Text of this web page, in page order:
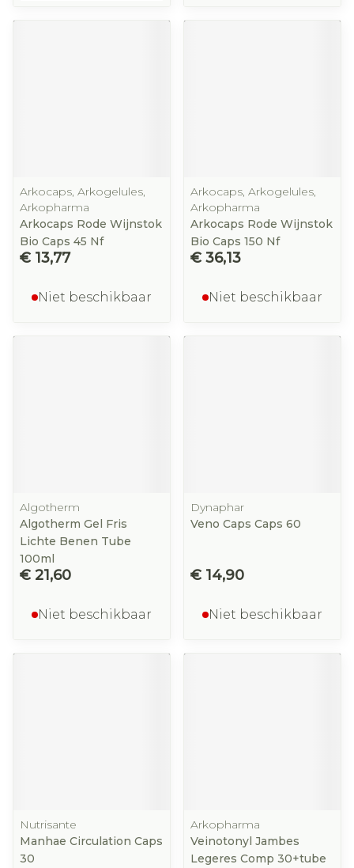
Arkocaps, Arkogelules,
Arkopharma
Arkocaps Rode Wijnstok
Bio Caps 45 Nf
€ 13,77
Niet beschikbaar
Arkocaps, Arkogelules,
Arkopharma
Arkocaps Rode Wijnstok
Bio Caps 150 Nf
€ 36,13
Niet beschikbaar
Algotherm
Algotherm Gel Fris
Lichte Benen Tube
100ml
€ 21,60
Niet beschikbaar
Dynaphar
Veno Caps Caps 60
€ 14,90
Niet beschikbaar
Nutrisante
Manhae Circulation Caps
30
Arkopharma
Veinotonyl Jambes
Legeres Comp 30+tube